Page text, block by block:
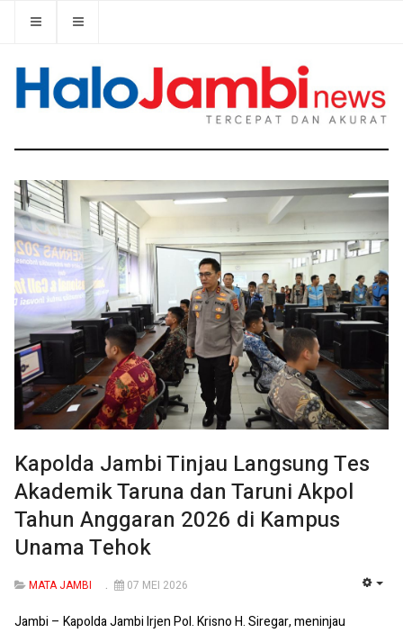
Kapolda Jambi Tinjau Langsung Tes
Akademik Taruna dan Taruni Akpol
Tahun Anggaran 2026 di Kampus
Unama Tehok
MATA JAMBI 07 MEI 2026
Jambi – Kapolda Jambi Irjen Pol. Krisno H. Siregar, meninjau